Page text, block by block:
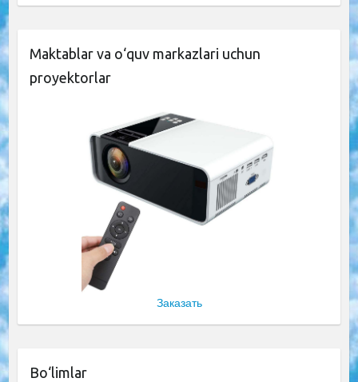
Maktablar va o‘quv markazlari uchun
proyektorlar
Заказать
Bo‘limlar